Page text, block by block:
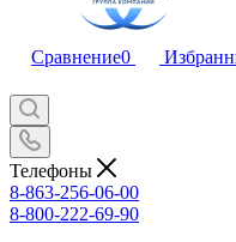
Сравнение0
Телефоны
8-863-256-06-00
8-800-222-69-90